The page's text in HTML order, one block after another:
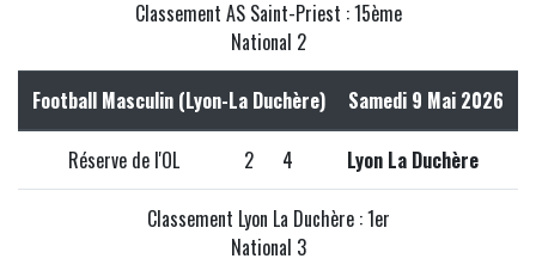
Classement AS Saint-Priest : 15ème
National 2
Football Masculin (Lyon-La Duchère) Samedi 9 Mai 2026
Réserve de l'OL 2 4 Lyon La Duchère
Classement Lyon La Duchère : 1er
National 3